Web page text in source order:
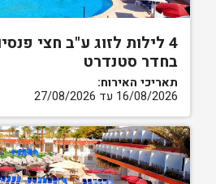
4 לילות לזוג ע"ב חצי
בחדר סטנדרט
תאריכי האירוח:
16/08/2026 עד 27/08/2026